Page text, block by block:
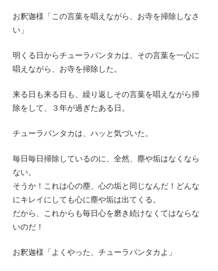
お釈迦様「この言葉を唱えながら、お寺を掃除しなさ
い」
明くる日からチューラパンタカは、その言葉を一心に
唱えながら、お寺を掃除した。
来る日も来る日も、繰り返しその言葉を唱えながら掃
除をして、３年が過ぎたある日。
チューラパンタカは、ハッと気づいた。
毎日毎日掃除しているのに、全然、塵や垢はなくなら
ない。
そうか！これは心の塵、心の垢と同じなんだ！どんな
にキレイにしても心に塵や垢は出てくる。
だから、これからも毎日心を磨き続けなくてはならな
いのだ！
お釈迦様「よくやった、チューラパンタカよ」